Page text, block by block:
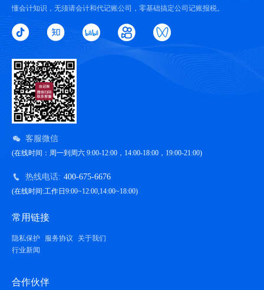
懂会计知识，无须请会计和代记账公司，零基础搞定公司记账报税。
客服微信
(在线时间：周一到周六 9:00-12:00，14:00-18:00，19:00-21:00)
热线电话: 400-675-6676
(在线时间:工作日9:00~12:00,14:00~18:00)
常用链接
隐私保护 服务协议
关于我们
行业新闻
合作伙伴